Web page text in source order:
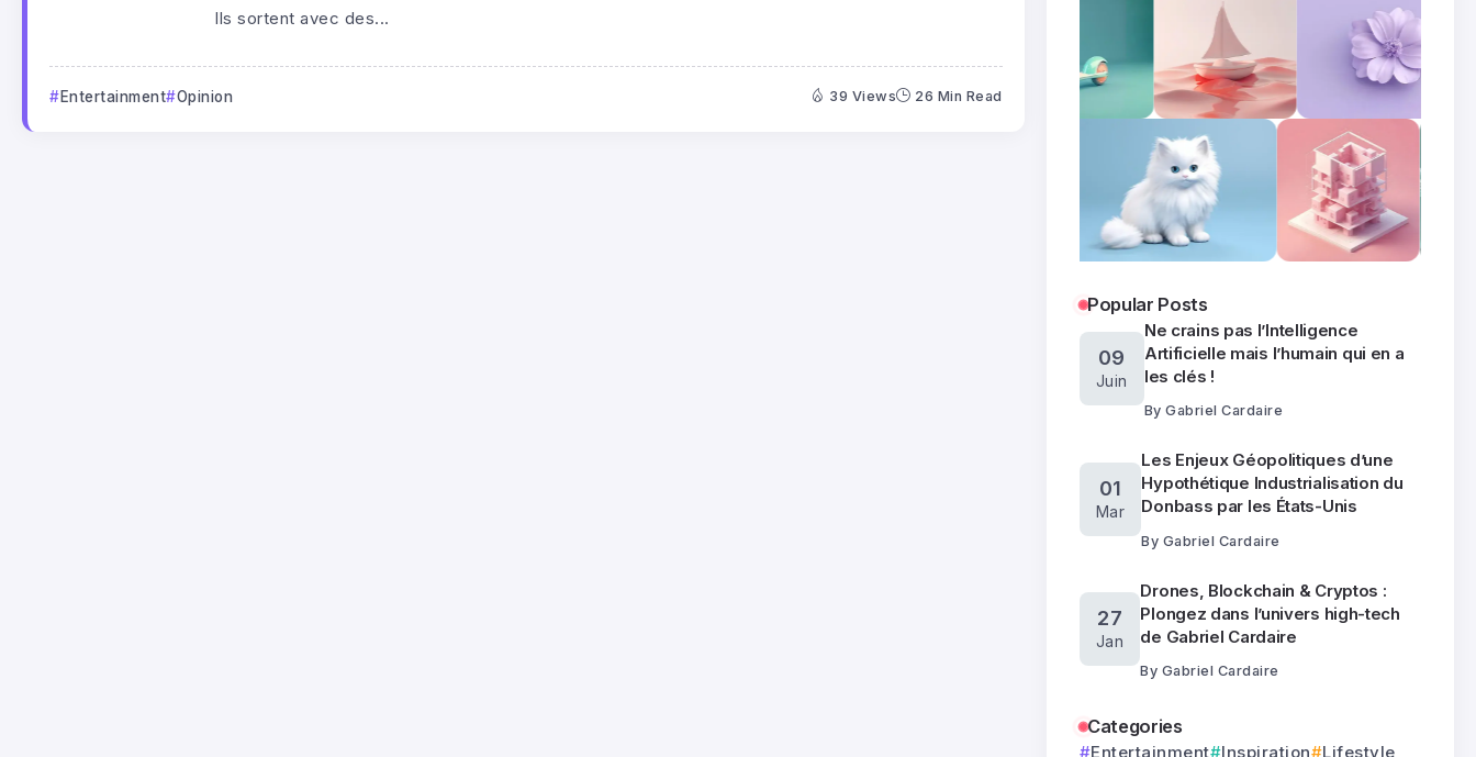
Ils sortent avec des...
Entertainment Opinion 39 Views 26 Min Read
Popular Posts
09
Juin
Ne crains pas l’Intelligence
Artificielle mais l’humain qui en a
les clés !
By Gabriel Cardaire
01
Mar
Les Enjeux Géopolitiques d’une
Hypothétique Industrialisation du
Donbass par les États-Unis
By Gabriel Cardaire
27
Jan
Drones, Blockchain & Cryptos :
Plongez dans l’univers high-tech
de Gabriel Cardaire
By Gabriel Cardaire
Categories
Entertainment Inspiration Lifestyle